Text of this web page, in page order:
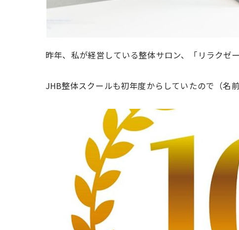
昨年、私が経営している整体サロン、「 リラクゼ
JHB整体スクールも初年度からしていたので（名